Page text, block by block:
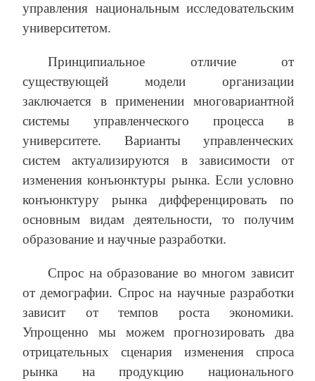
управления национальным исследовательским
университетом.
Принципиальное отличие от
существующей модели организации
заключается в применении многовариантной
системы управленческого процесса в
университете. Варианты управленческих
систем актуализируются в зависимости от
изменения конъюнктуры рынка. Если условно
конъюнктуру рынка дифференцировать по
основным видам деятельности, то получим
образование и научные разработки.
Спрос на образование во многом зависит
от демографии. Спрос на научные разработки
зависит от темпов роста экономики.
Упрощенно мы можем прогнозировать два
отрицательных сценария изменения спроса
рынка на продукцию национального